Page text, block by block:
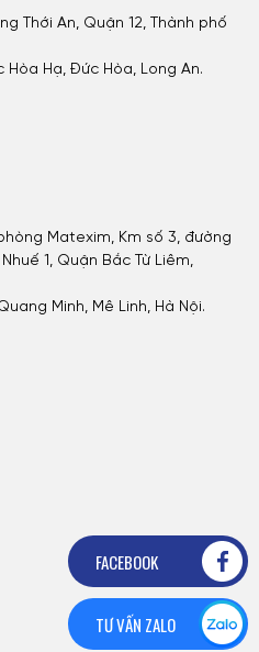
Thới An, Quận 12, Thành phố
Hòa Hạ, Đức Hòa, Long An.
Matexim, Km số 3, đường
1, Quận Bắc Từ Liêm,
Minh, Mê Linh, Hà Nội.
FACEBOOK
TƯ VẤN ZALO